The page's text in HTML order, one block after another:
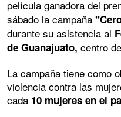
película ganadora del
sábado la campaña
durante su asistencia al
de Guanajuato, centro
La campaña tiene como
violencia contra las
cada 10 mujeres en el